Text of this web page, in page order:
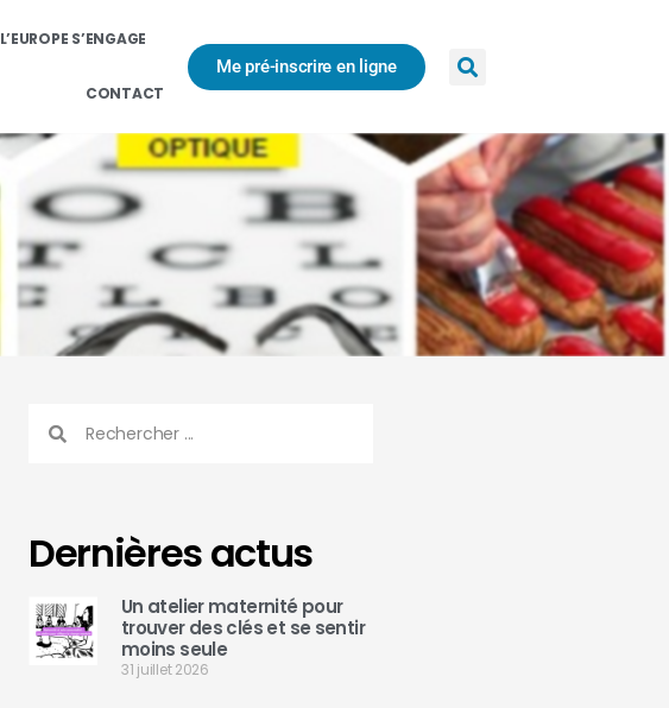
L’EUROPE S’ENGAGE
CONTACT
Me pré-inscrire en ligne
Dernières actus
Un atelier maternité pour
trouver des clés et se sentir
moins seule
31 juillet 2026